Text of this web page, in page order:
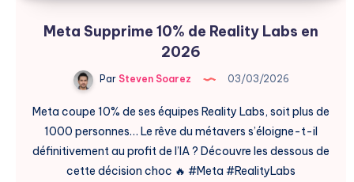
Meta Supprime 10% de Reality Labs en
2026
ParSteven Soarez 03/03/2026
Meta coupe 10% de ses équipes Reality Labs, soit plus de
1000 personnes… Le rêve du métavers s’éloigne-t-il
définitivement au profit de l’IA ? Découvre les dessous de
cette décision choc 🔥 #Meta #RealityLabs